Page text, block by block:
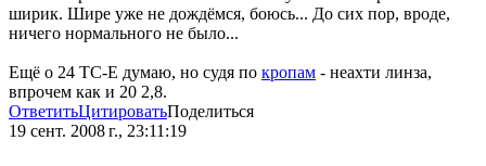
ширик. Шире уже не дождёмся, боюсь... До сих пор, вроде,
ничего нормального не было...
Ещё о 24 ТС-Е думаю, но судя по кропам - неахти линза,
впрочем как и 20 2,8.
ОтветитьЦитироватьПоделиться
19 сент. 2008 г., 23:11:19